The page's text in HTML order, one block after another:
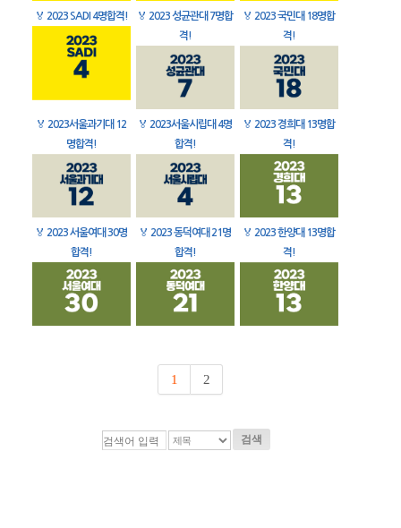
🏅 2023 SADI 4명합격! 🏅 2023 성균관대 7명합
격!
🏅 2023 국민대 18명합
격!
🏅 2023서울과기대 12
명합격!
🏅 2023서울시립대 4명
합격!
🏅 2023 경희대 13명합
격!
🏅 2023 서울여대 30명
합격!
🏅 2023 동덕여대 21명
합격!
🏅 2023 한양대 13명합
격!
1 2
검색